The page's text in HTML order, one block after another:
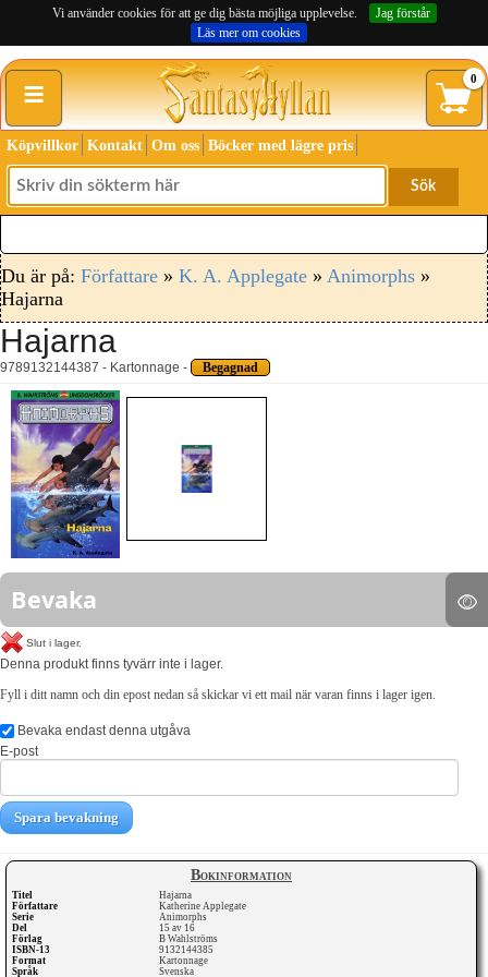
Vi använder cookies för att ge dig bästa möjliga upplevelse.
Jag förstår
Läs mer om cookies
≡ 0
Köpvillkor Kontakt Om oss Böcker med lägre pris
Sök
Du är på: Författare » K. A. Applegate » Animorphs »
Hajarna
Hajarna
9789132144387 - Kartonnage - Begagnad
Bokinformation
Titel
Hajarna
Författare
Katherine Applegate
Serie
Animorphs
Del
15 av 16
Förlag
B Wahlströms
ISBN-13
9132144385
Format
Kartonnage
Språk
Svenska
Bevaka
Slut i lager.
Denna produkt finns tyvärr inte i lager.
Fyll i ditt namn och din epost nedan så skickar vi ett mail när varan finns i lager igen.
Bevaka endast denna utgåva
E-post
Spara bevakning